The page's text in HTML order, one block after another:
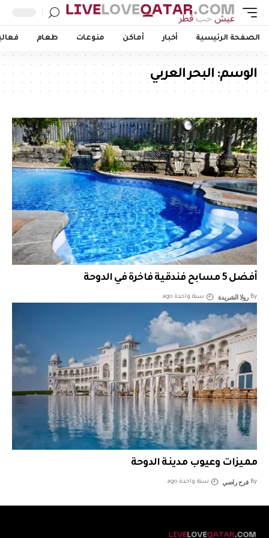
الصفحة الرئيسية أخبار أماكن منوعات طعام
الوسم: البحر العربي
أفضل 5 مسابح فندقية فاخرة في الدوحة
By رولا الشريدة سنة واحدة ago
مميزات وعيوب مدينة الدوحة
By فرح راضي سنة واحدة ago